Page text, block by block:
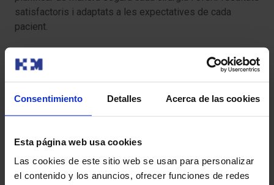
Consentimiento Detalles Acerca de las cookies
Esta página web usa cookies
Las cookies de este sitio web se usan para personalizar
el contenido y los anuncios, ofrecer funciones de redes
satisfactoris i adaptats a les expectatives de cada
pacient.
La nostra prioritat és el teu benestar, funcionalitat i
autoestima.